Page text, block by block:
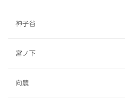
神子谷
宮ノ下
向農